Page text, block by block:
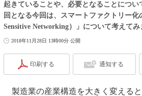
起きていることや、必要となることにつ
回となる今回は、スマートファクトリー
Sensitive Networking）」について考えてみ
2018年11月28日 13時00分 公開
印刷する 通知する
製造業の産業構造を大きく変える